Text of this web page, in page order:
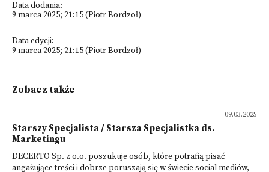
Data dodania:
9 marca 2025; 21:15 (Piotr Bordzoł)
Data edycji:
9 marca 2025; 21:15 (Piotr Bordzoł)
Zobacz także
09.03.2025
Starszy Specjalista / Starsza Specjalistka ds.
Marketingu
DECERTO Sp. z o.o. poszukuje osób, które potrafią pisać
angażujące treści i dobrze poruszają się w świecie social mediów,